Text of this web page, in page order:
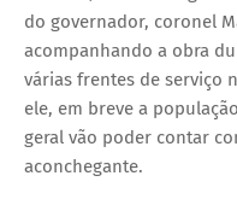
do governador, coronel
acompanhando a obra
várias frentes de serviço
ele, em breve a
geral vão poder contar
aconchegante.